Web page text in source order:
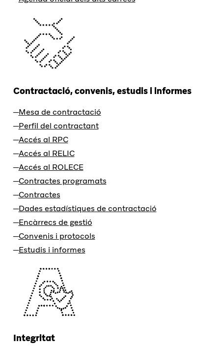
Contractació, convenis, estudis i informes
Mesa de contractació
Perfil del contractant
Accés al RPC
Accés al RELIC
Accés al ROLECE
Contractes programats
Contractes
Dades estadístiques de contractació
Encàrrecs de gestió
Convenis i protocols
Estudis i informes
Integritat